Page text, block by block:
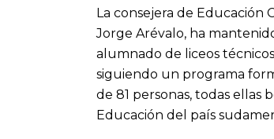
La consejera de Educación
Jorge Arévalo, ha
alumnado de liceos
siguiendo un programa
de 81 personas, todas ellas
Educación del país